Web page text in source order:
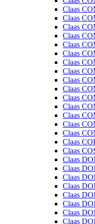
Claas
Claas
Claas
Claas
Claas
Claas
Claas
Claas
Claas
Claas
Claas
Claas
Claas
Claas
Claas
Claas
Claas
Claas
Claas
Claas
Claas
Claas
Claas
Claas
Claas